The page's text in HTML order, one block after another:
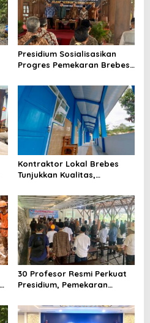
Presidium Sosialisasikan
Progres Pemekaran Brebes
Pansus DPRD Jateng Jadi
Tahap Berikutnya
Kontraktor Lokal Brebes
Tunjukkan Kualitas,
Negeri Brebes Rampung
30 Profesor Resmi Perkuat
Presidium, Pemekaran
Terbendung